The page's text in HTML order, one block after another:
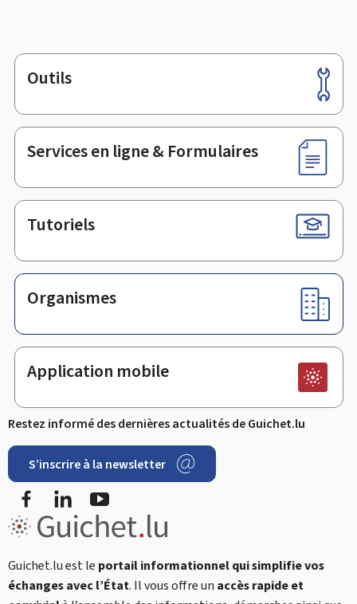
Pied
de
page
Outils
Services en ligne & Formulaires
Tutoriels
Organismes
Application mobile
Restez informé des dernières actualités de Guichet.lu
S’inscrire à la newsletter
FacebookLinkedIn
Guichet.lu est le portail informationnel qui simplifie vos
échanges avec l’État. Il vous offre un accès rapide et